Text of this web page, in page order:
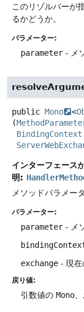
このリゾルバーが
るかどうか。
パラメーター:
parameter - メ
public Mono <
(
BindingContext
インターフェース
明:
メソッドパラメー
パラメーター:
parameter - メ
exchange - 現在
戻り値:
引数値の Mono